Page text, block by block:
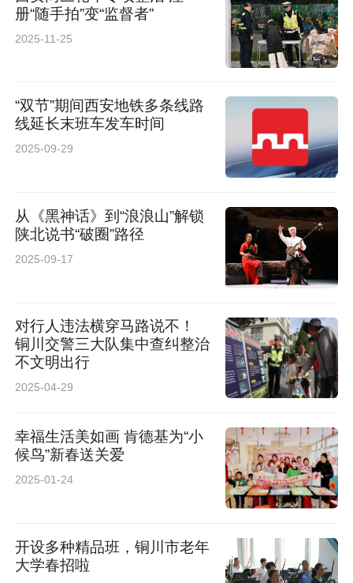
册“随手拍”变“监督者”
2025-11-25
“双节”期间西安地铁多条线路
线延长末班车发车时间
2025-09-29
从《黑神话》到“浪浪山”解锁
陕北说书“破圈”路径
2025-09-17
对行人违法横穿马路说不！
铜川交警三大队集中查纠整治
不文明出行
2025-04-29
幸福生活美如画 肯德基为“小
候鸟”新春送关爱
2025-01-24
开设多种精品班，铜川市老年
大学春招啦